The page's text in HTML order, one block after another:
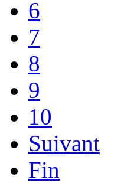
6
7
8
9
10
Suivant
Fin